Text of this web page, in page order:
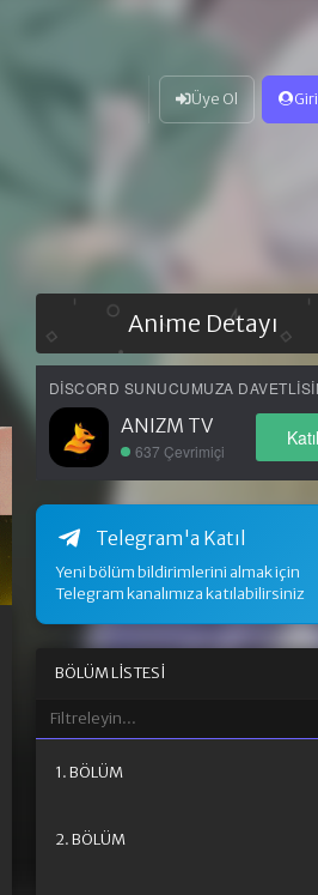
Üye Ol
DISCORD SUNUCUMUZA
ANIZM TV
637 Çevrimiçi
Katıl
Telegram'a Katıl
Yeni bölüm bildirimlerini almak için
Telegram kanalımıza katılabilirsiniz
Anime Detayı
BÖLÜM LISTESI
1. BÖLÜM
2. BÖLÜM